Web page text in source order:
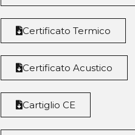
Certificato Termico
Certificato Acustico
Cartiglio CE